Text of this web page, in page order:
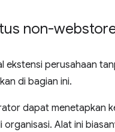
non-
ekstensi perusahaan
di bagian ini.
dapat menetapkan
Alat ini